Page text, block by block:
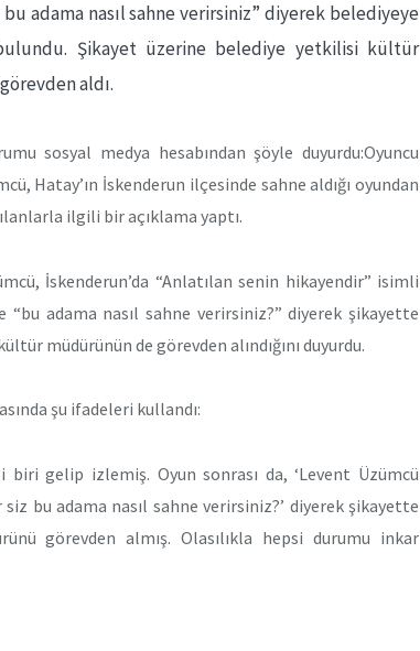
adama nasıl sahne verirsiniz” diyerek belediyeye
Şikayet üzerine belediye yetkilisi kültür
aldı.
sosyal medya hesabından şöyle duyurdu:Oyuncu
Hatay’ın İskenderun ilçesinde sahne aldığı oyundan
ilgili bir açıklama yaptı.
İskenderun’da “Anlatılan senin hikayendir” isimli
adama nasıl sahne verirsiniz?” diyerek şikayette
müdürünün de görevden alındığını duyurdu.
şu ifadeleri kullandı:
gelip izlemiş. Oyun sonrası da, ‘Levent Üzümcü
bu adama nasıl sahne verirsiniz?’ diyerek şikayette
görevden almış. Olasılıkla hepsi durumu inkar